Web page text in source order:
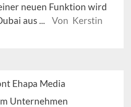
neuen Funktion wird
aus ...
Von Kerstin
Ehapa Media
Unternehmen